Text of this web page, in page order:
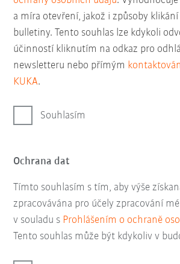
a míra otevření, jakož i způsoby
bulletiny. Tento souhlas lze kdykoli
účinností kliknutím na odkaz pro
newsletteru nebo přímým
KUKA.
Souhlasím
Ochrana dat
Tímto souhlasím s tím, aby výše
zpracovávána pro účely zpracování
v souladu s Prohlášením o ochraně
Tento souhlas může být kdykoliv v